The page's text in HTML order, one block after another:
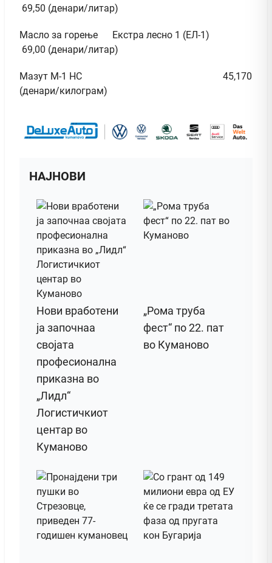
69,50 (денари/литар)
Масло за горење Екстра лесно 1 (ЕЛ-1)
69,00 (денари/литар)
Мазут М-1 НС 45,170
(денари/килограм)
НАЈНОВИ
Нови вработени
ја започнаа
својата
професионална
приказна во
„Лидл“
Логистичкиот
центар во
Куманово
„Рома труба
фест“ по 22. пат
во Куманово